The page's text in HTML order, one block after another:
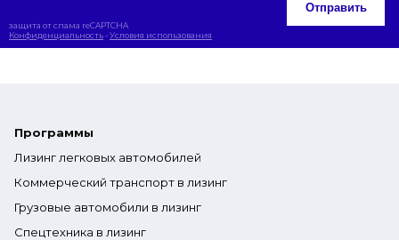
Отправить
защита от спама reCAPTCHA
Конфиденциальность-Условия использования
Программы
Лизинг легковых автомобилей
Коммерческий транспорт в лизинг
Грузовые автомобили в лизинг
Спецтехника в лизинг